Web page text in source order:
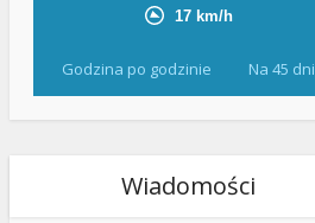
Godzina po godzinie Na 45 dni
Wiadomości